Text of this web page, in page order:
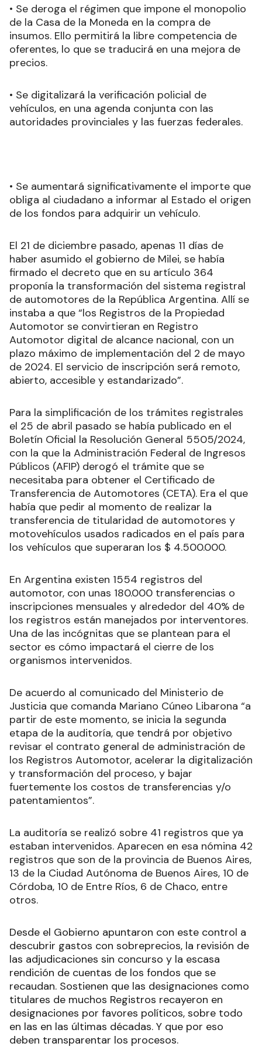
• Se deroga el régimen que impone el monopolio
de la Casa de la Moneda en la compra de
insumos. Ello permitirá la libre competencia de
oferentes, lo que se traducirá en una mejora de
precios.
• Se digitalizará la verificación policial de
vehículos, en una agenda conjunta con las
autoridades provinciales y las fuerzas federales.
• Se aumentará significativamente el importe que
obliga al ciudadano a informar al Estado el origen
de los fondos para adquirir un vehículo.
El 21 de diciembre pasado, apenas 11 días de
haber asumido el gobierno de Milei, se había
firmado el decreto que en su artículo 364
proponía la transformación del sistema registral
de automotores de la República Argentina. Allí se
instaba a que “los Registros de la Propiedad
Automotor se convirtieran en Registro
Automotor digital de alcance nacional, con un
plazo máximo de implementación del 2 de mayo
de 2024. El servicio de inscripción será remoto,
abierto, accesible y estandarizado”.
Para la simplificación de los trámites registrales
el 25 de abril pasado se había publicado en el
Boletín Oficial la Resolución General 5505/2024,
con la que la Administración Federal de Ingresos
Públicos (AFIP) derogó el trámite que se
necesitaba para obtener el Certificado de
Transferencia de Automotores (CETA). Era el que
había que pedir al momento de realizar la
transferencia de titularidad de automotores y
motovehículos usados radicados en el país para
los vehículos que superaran los $ 4.500.000.
En Argentina existen 1554 registros del
automotor, con unas 180.000 transferencias o
inscripciones mensuales y alrededor del 40% de
los registros están manejados por interventores.
Una de las incógnitas que se plantean para el
sector es cómo impactará el cierre de los
organismos intervenidos.
De acuerdo al comunicado del Ministerio de
Justicia que comanda Mariano Cúneo Libarona “a
partir de este momento, se inicia la segunda
etapa de la auditoría, que tendrá por objetivo
revisar el contrato general de administración de
los Registros Automotor, acelerar la digitalización
y transformación del proceso, y bajar
fuertemente los costos de transferencias y/o
patentamientos”.
La auditoría se realizó sobre 41 registros que ya
estaban intervenidos. Aparecen en esa nómina 42
registros que son de la provincia de Buenos Aires,
13 de la Ciudad Autónoma de Buenos Aires, 10 de
Córdoba, 10 de Entre Ríos, 6 de Chaco, entre
otros.
Desde el Gobierno apuntaron con este control a
descubrir gastos con sobreprecios, la revisión de
las adjudicaciones sin concurso y la escasa
rendición de cuentas de los fondos que se
recaudan. Sostienen que las designaciones como
titulares de muchos Registros recayeron en
designaciones por favores políticos, sobre todo
en las en las últimas décadas. Y que por eso
deben transparentar los procesos.